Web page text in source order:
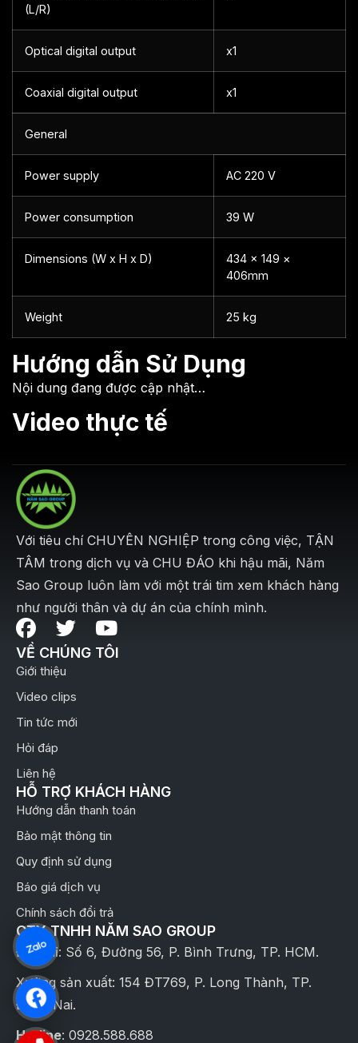
(L/R)
Optical digital output x1
Coaxial digital output x1
General
Power supply AC 220 V
Power consumption 39 W
Dimensions (W x H x D)
434 × 149 ×
406mm
Weight 25 kg
Hướng dẫn Sử Dụng
Nội dung đang được cập nhật…
Video thực tế
Với tiêu chí CHUYÊN NGHIỆP trong công việc, TẬN
TÂM trong dịch vụ và CHU ĐÁO khi hậu mãi, Năm
Sao Group luôn làm với một trái tim xem khách hàng
như người thân và dự án của chính mình.
VỀ CHÚNG TÔI
Giới thiệu
Video clips
Tin tức mới
Hỏi đáp
Liên hệ
HỖ TRỢ KHÁCH HÀNG
Hướng dẫn thanh toán
Bảo mật thông tin
Quy định sử dụng
Báo giá dịch vụ
Chính sách đổi trả
CTY TNHH NĂM SAO GROUP
Địa chỉ: Số 6, Đường 56, P. Bình Trưng, TP. HCM.
Xưởng sản xuất: 154 ĐT769, P. Long Thành, TP.
Đồng Nai.
Hotline: 0928.588.688